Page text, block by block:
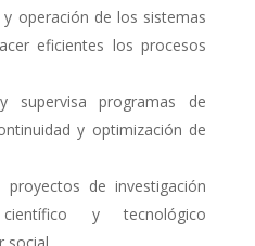
operación de los sistemas
eficientes los procesos
supervisa programas de
y optimización de
de investigación
y tecnológico